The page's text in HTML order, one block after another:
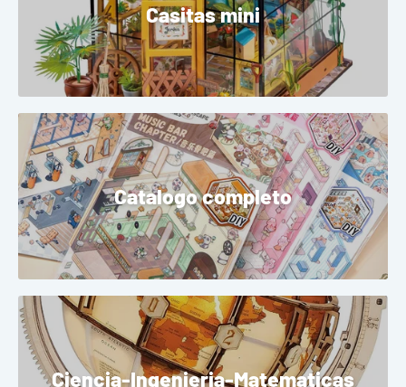
Casitas mini
Catalogo completo
Ciencia-Ingenieria-Matematicas